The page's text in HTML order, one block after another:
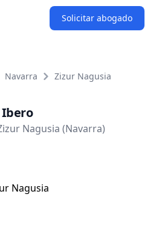
Solicitar abogado
Navarra Zizur Nagusia
Ibero
Nagusia (Navarra)
Nagusia